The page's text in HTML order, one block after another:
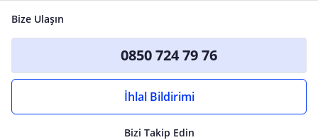
Bize Ulaşın
0850 724 79 76
İhlal Bildirimi
Bizi Takip Edin